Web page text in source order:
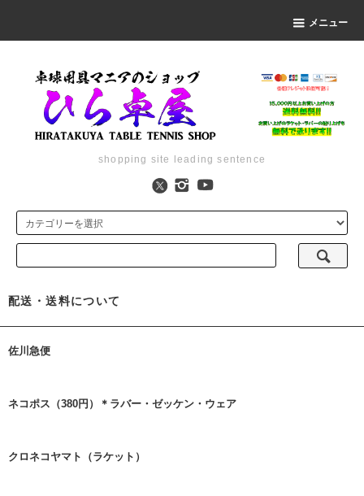
メニュー
shopping site leading sentence
配送・送料について
佐川急便
ネコポス（380円）＊ラバー・ゼッケン・ウェア
クロネコヤマト（ラケット）